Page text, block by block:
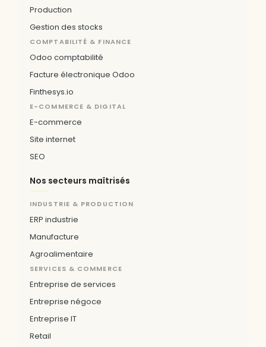
Production
Gestion des stocks
COMPTABILITÉ & FINANCE
Odoo comptabilité
Facture électronique Odoo
Finthesys.io
E-COMMERCE & DIGITAL
E-commerce
Site internet
SEO
Nos secteurs maîtrisés
INDUSTRIE & PRODUCTION
ERP industrie
Manufacture
Agroalimentaire
SERVICES & COMMERCE
Entreprise de services
Entreprise négoce
Entreprise IT
Retail